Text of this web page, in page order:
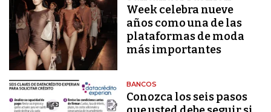
Week celebra nueve
años como una de las
plataformas de moda
más importantes
BANCOS
Conozca los seis pasos